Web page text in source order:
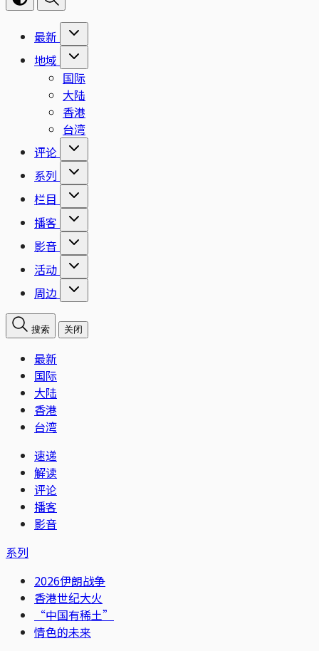
最新
地域
国际
大陆
香港
台湾
评论
系列
栏目
播客
影音
活动
周边
搜索 关闭
最新
国际
大陆
香港
台湾
速递
解读
评论
播客
影音
系列
2026伊朗战争
香港世纪大火
“中国有稀土”
情色的未来